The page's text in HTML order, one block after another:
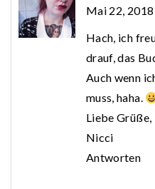
Mai 22,
Hach, ich
drauf, das
Auch wenn
muss, haha.
Liebe Grüße,
Nicci
Antworten